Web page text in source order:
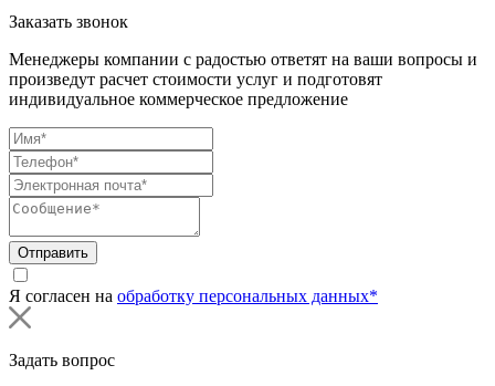
Заказать звонок
Менеджеры компании с радостью ответят на ваши вопросы и
произведут расчет стоимости услуг и подготовят
индивидуальное коммерческое предложение
Отправить
Я согласен на обработку персональных данных*
Задать вопрос